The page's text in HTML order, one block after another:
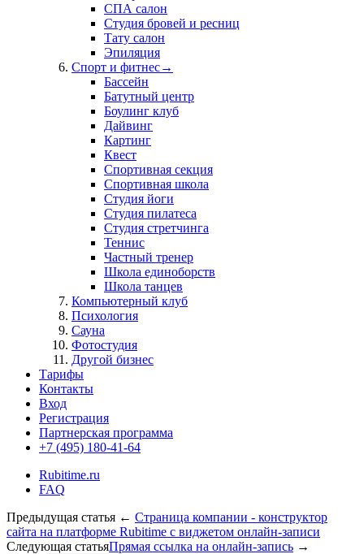
СПА салон
Студия бровей и ресниц
Тату салон
Эпиляция
Спорт и фитнес→
Бассейн
Батутный центр
Боулинг клуб
Дайвинг
Картинг
Квест
Спортивная секция
Спортивная школа
Студия йоги
Студия пилатеса
Студия стретчинга
Теннис
Частный тренер
Школа единоборств
Школа танцев
Компьютерный клуб
Психология
Сауна
Фотостудия
Другой бизнес
Тарифы
Контакты
Вход
Регистрация
Партнерская программа
+7 (495) 180-41-64
Rubitime.ru
FAQ
Предыдущая статья ← Страница компании - конструктор
сайта на платформе Rubitime с виджетом онлайн-записи
Следующая статьяПрямая ссылка на онлайн-запись →